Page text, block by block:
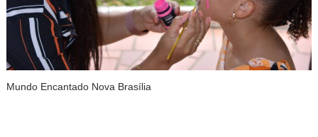
Mundo Encantado Nova Brasília